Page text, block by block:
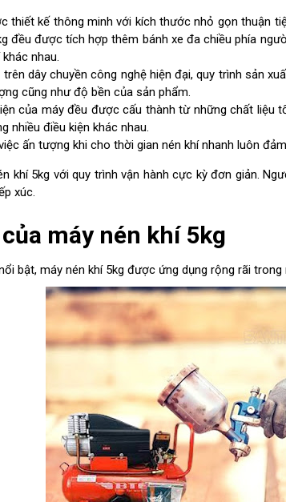
thiết kế thông minh với kích thước nhỏ gọn thuận
đều được tích hợp thêm bánh xe đa chiều phía
nhau.
dây chuyền công nghệ hiện đại, quy trình sản
cũng như độ bền của sản phẩm.
của máy đều được cấu thành từ những chất
nhiều điều kiện khác nhau.
ấn tượng khi cho thời gian nén khí nhanh luôn
khí 5kg với quy trình vận hành cực kỳ đơn giản.
xúc.
máy nén khí 5kg
bật, máy nén khí 5kg được ứng dụng rộng rãi